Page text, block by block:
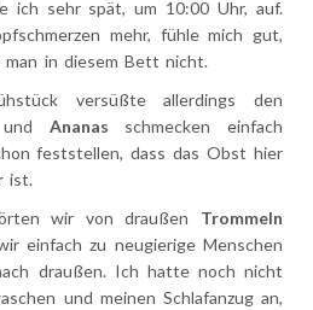
ich sehr spät, um 10:00 Uhr, auf.
mehr, fühle mich gut,
in diesem Bett nicht.
versüßte allerdings den
Ananas schmecken einfach
feststellen, dass das Obst hier
ist.
wir von draußen Trommeln
einfach zu neugierige Menschen
draußen. Ich hatte noch nicht
und meinen Schlafanzug an,